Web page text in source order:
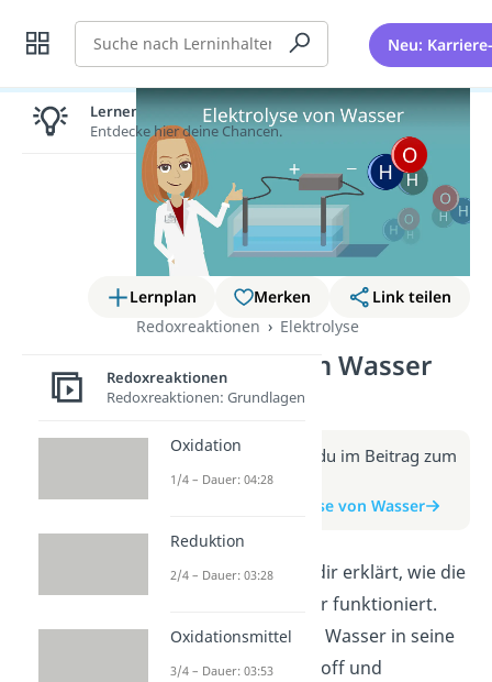
Suche Neu:
Lernplan Merken
Link teilen
Redoxreaktionen
Elektrolyse
Elektrolyse von Wasser
(Video)
Weitere Infos erhältst du im Beitrag zum
Video
zum Beitrag: Elektrolyse von Wasser
In diesem Video wird dir erklärt, wie die
Elektrolyse von Wasser funktioniert.
Dabei erfährst du, wie Wasser in seine
Bestandteile Wasserstoff und
Lernen lohnt sich!
Entdecke hier deine Chancen.
Redoxreaktionen
Redoxreaktionen: Grundlagen
Oxidation
1/4 – Dauer: 04:28
Reduktion
2/4 – Dauer: 03:28
Oxidationsmittel
3/4 – Dauer: 03:53